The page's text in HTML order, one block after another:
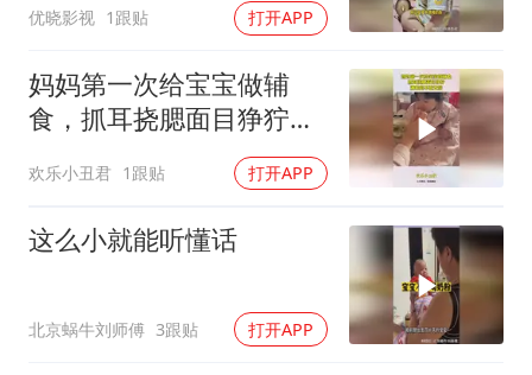
优晓影视 1跟贴 打开APP
妈妈第一次给宝宝做辅
食，抓耳挠腮面目狰狞，
欢乐小丑君 1跟贴 打开APP
这么小就能听懂话
北京蜗牛刘师傅 3跟贴 打开APP